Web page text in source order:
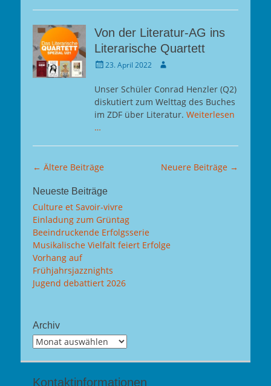
Von der Literatur-AG ins
Literarische Quartett
Gepostet
23. April 2022 Autor
Unser Schüler Conrad Henzler (Q2)
diskutiert zum Welttag des Buches
im ZDF über Literatur. Weiterlesen
…
Beitragsnavigation
← Ältere Beiträge Neuere Beiträge →
Neueste Beiträge
Culture et Savoir-vivre
Einladung zum Grüntag
Beeindruckende Erfolgsserie
Musikalische Vielfalt feiert Erfolge
Vorhang auf
Frühjahrsjazznights
Jugend debattiert 2026
Archiv
Archiv
Kontaktinformationen